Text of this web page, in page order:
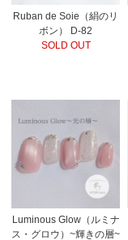
Ruban de Soie（絹のリ
ボン） D-82
SOLD OUT
Luminous Glow（ルミナ
ス・グロウ）~輝きの層~